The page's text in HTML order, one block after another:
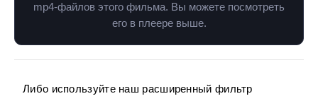
mp4-файлов этого фильма. Вы можете посмотреть
его в плеере выше.
Либо используйте наш расширенный фильтр